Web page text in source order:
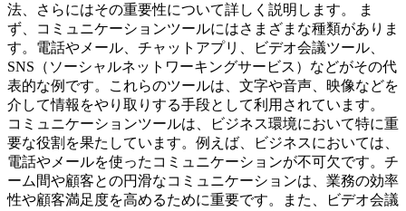
法、さらにはその重要性について詳しく説明します。 ま
ず、コミュニケーションツールにはさまざまな種類がありま
す。電話やメール、チャットアプリ、ビデオ会議ツール、
SNS（ソーシャルネットワーキングサービス）などがその代
表的な例です。これらのツールは、文字や音声、映像などを
介して情報をやり取りする手段として利用されています。
コミュニケーションツールは、ビジネス環境において特に重
要な役割を果たしています。例えば、ビジネスにおいては、
電話やメールを使ったコミュニケーションが不可欠です。チ
ーム間や顧客との円滑なコミュニケーションは、業務の効率
性や顧客満足度を高めるために重要です。また、ビデオ会議